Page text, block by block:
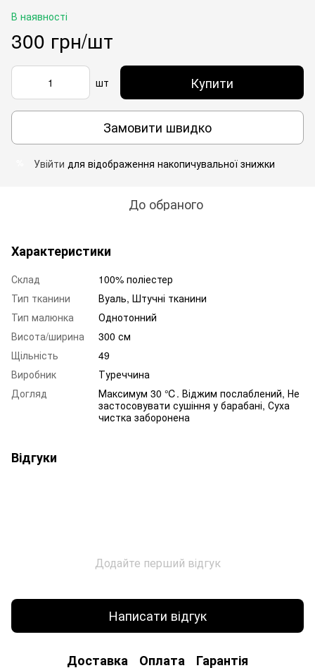
В наявності
300 грн/шт
шт Купити
Замовити швидко
Увійти для відображення накопичувальної знижки
До обраного
Характеристики
Склад
100% поліестер
Тип тканини
Вуаль, Штучні тканини
Тип малюнка
Однотонний
Висота/ширина
300 см
Щільність
49
Виробник
Туреччина
Догляд
Максимум 30 ℃. Віджим послаблений, Не
застосовувати сушіння у барабані, Суха
чистка заборонена
Відгуки
Додайте перший відгук
Написати відгук
Доставка Оплата Гарантія